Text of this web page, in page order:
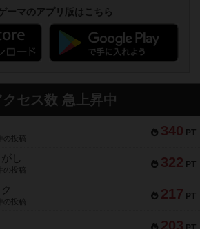
ーマのアプリ版はこちら
クセス数 急上昇中
340 PT
の投稿
322 PT
し
の投稿
217 PT
の投稿
203